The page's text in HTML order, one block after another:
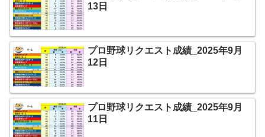
13日
プロ野球リクエスト成績_2025年9月
12日
プロ野球リクエスト成績_2025年9月
11日